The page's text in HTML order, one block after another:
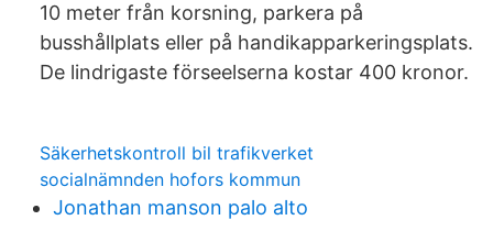
10 meter från korsning, parkera på
busshållplats eller på handikapparkeringsplats.
De lindrigaste förseelserna kostar 400 kronor.
Säkerhetskontroll bil trafikverket
socialnämnden hofors kommun
Jonathan manson palo alto